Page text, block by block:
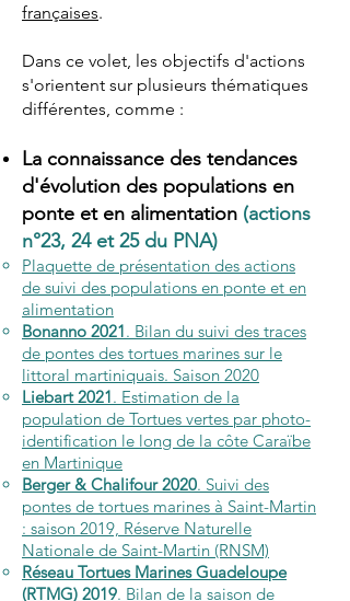
françaises.
Dans ce volet, les objectifs d'actions
s'orientent sur plusieurs thématiques
différentes, comme :
La connaissance des tendances
d'évolution des populations en
ponte et en alimentation (actions
n°23, 24 et 25 du PNA)
Plaquette de présentation des actions
de suivi des populations en ponte et en
alimentation
Bonanno 2021. Bilan du suivi des traces
de pontes des tortues marines sur le
littoral martiniquais. Saison 2020
Liebart 2021. Estimation de la
population de Tortues vertes par photo-
identification le long de la côte Caraïbe
en Martinique
Berger & Chalifour 2020. Suivi des
pontes de tortues marines à Saint-Martin
: saison 2019, Réserve Naturelle
Nationale de Saint-Martin (RNSM)
Réseau Tortues Marines Guadeloupe
(RTMG) 2019. Bilan de la saison de